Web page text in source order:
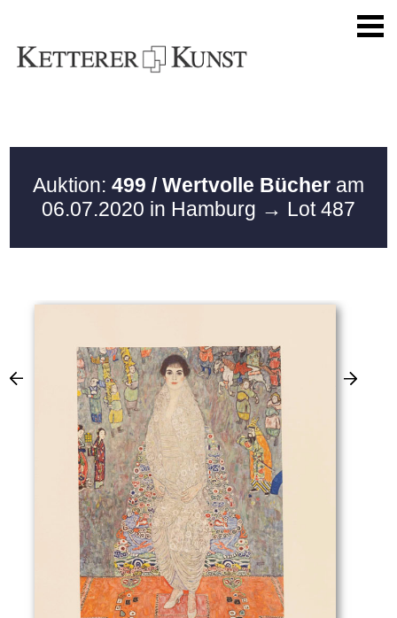
Auktion: 499 / Wertvolle Bücher am
06.07.2020 in Hamburg → Lot 487